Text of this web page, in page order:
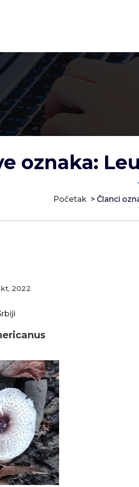
oznaka:
Početak> Članci
2022